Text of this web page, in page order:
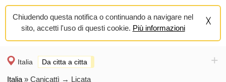
Chiudendo questa notifica o continuando a navigare nel
sito, accetti l'uso di questi cookie. Più informazioni
Italia Da citta a citta +
Italia » Canicattì → Licata